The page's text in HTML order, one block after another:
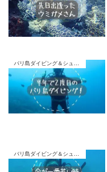
バリ島ダイビング＆シュノーケリング
バリ島ダイビング＆シュノーケリング